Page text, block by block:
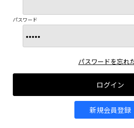
パスワード
パスワードを忘れ
ログイン
新規会員登録